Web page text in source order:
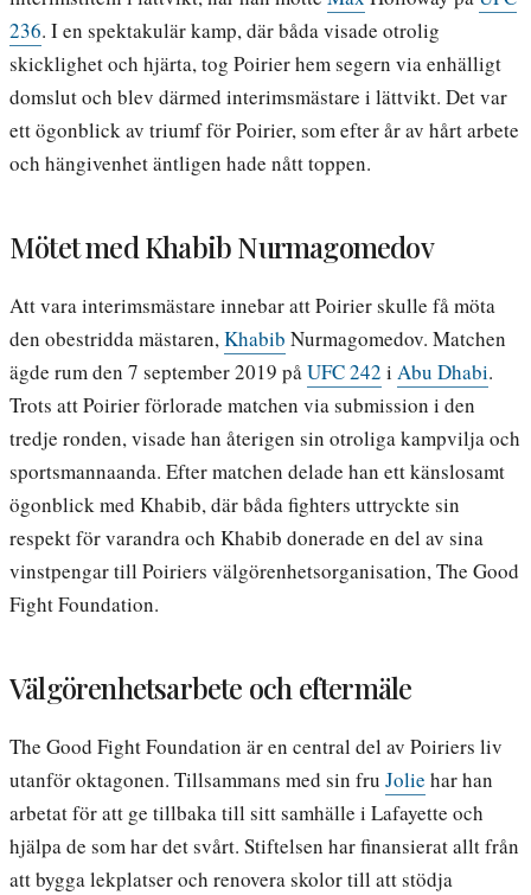
236. I en spektakulär kamp, där båda visade otrolig
skicklighet och hjärta, tog Poirier hem segern via enhälligt
domslut och blev därmed interimsmästare i lättvikt. Det var
ett ögonblick av triumf för Poirier, som efter år av hårt arbete
och hängivenhet äntligen hade nått toppen.
Mötet med Khabib Nurmagomedov
Att vara interimsmästare innebar att Poirier skulle få möta
den obestridda mästaren,Khabib Nurmagomedov. Matchen
ägde rum den 7 september 2019 påUFC 242 i Abu Dhabi.
Trots att Poirier förlorade matchen via submission i den
tredje ronden, visade han återigen sin otroliga kampvilja och
sportsmannaanda. Efter matchen delade han ett känslosamt
ögonblick med Khabib, där båda fighters uttryckte sin
respekt för varandra och Khabib donerade en del av sina
vinstpengar till Poiriers välgörenhetsorganisation, The Good
Fight Foundation.
Välgörenhetsarbete och eftermäle
The Good Fight Foundation är en central del av Poiriers liv
utanför oktagonen. Tillsammans med sin fru Jolie har han
arbetat för att ge tillbaka till sitt samhälle i Lafayette och
hjälpa de som har det svårt. Stiftelsen har finansierat allt från
att bygga lekplatser och renovera skolor till att stödja